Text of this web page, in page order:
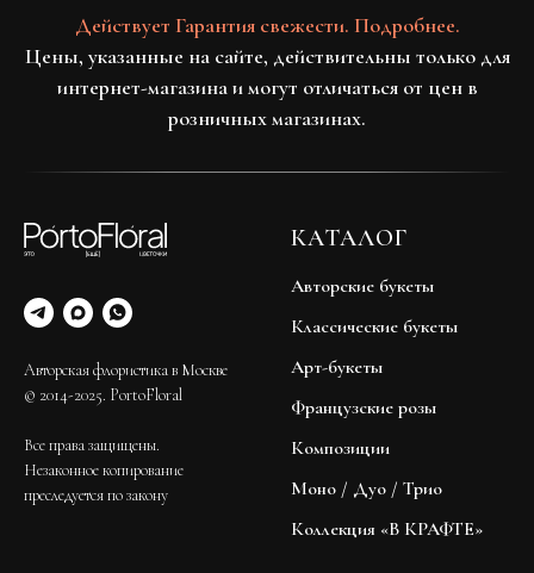
Действует Гарантия свежести. Подробнее.
Цены, указанные на сайте, действительны только для
интернет-магазина и могут отличаться от цен в
розничных магазинах.
Авторская флористика в Москве
© 2014-2025. PortoFloral
Все права защищены.
Незаконное копирование
преследуется по закону
КАТАЛОГ
Авторские букеты
Классические букеты
Арт-букеты
Французские розы
Композиции
Моно / Дуо / Трио
Коллекция «В КРАФТЕ»